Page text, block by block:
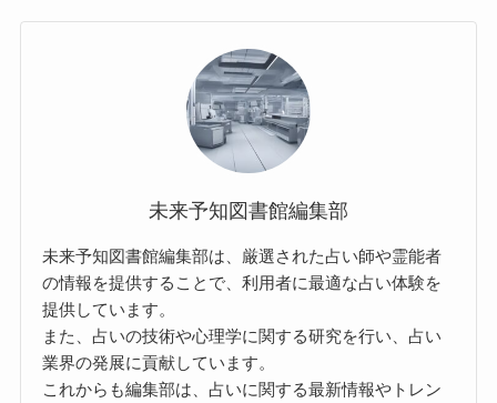
未来予知図書館編集部
未来予知図書館編集部は、厳選された占い師や霊能者
の情報を提供することで、利用者に最適な占い体験を
提供しています。
また、占いの技術や心理学に関する研究を行い、占い
業界の発展に貢献しています。
これからも編集部は、占いに関する最新情報やトレン